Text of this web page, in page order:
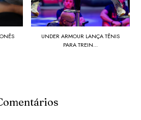
UNDER ARMOUR LANÇA TÊNIS
PARA TREIN...